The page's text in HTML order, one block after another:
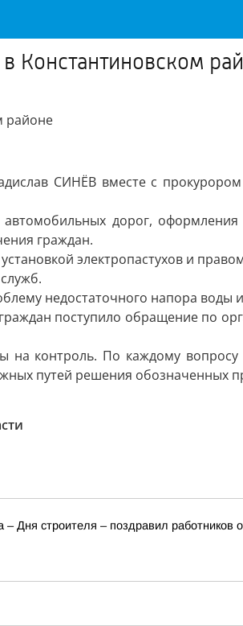
Константиновском
СИНЁВ вместе с
дорог,
граждан.
электропастухов и
недостаточного напора воды
поступило обращение по
контроль. По каждому
путей решения обозначенных
Дня строителя – поздравил работников